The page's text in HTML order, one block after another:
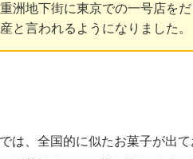
洲地下街に東京での一号店を
と言われるようになりました。
は、全国的に似たお菓子が出